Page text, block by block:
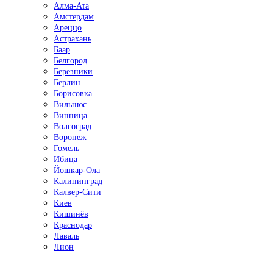
Алма-Ата
Амстердам
Ареццо
Астрахань
Баар
Белгород
Березники
Берлин
Борисовка
Вильнюс
Винница
Волгоград
Воронеж
Гомель
Ибица
Йошкар-Ола
Калининград
Калвер-Сити
Киев
Кишинёв
Краснодар
Лаваль
Лион